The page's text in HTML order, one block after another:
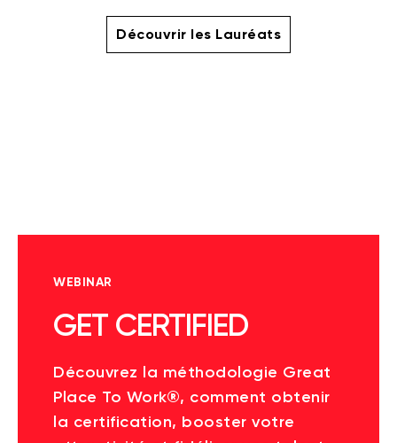
Découvrir les Lauréats
WEBINAR
GET CERTIFIED
Découvrez la méthodologie Great
Place To Work®, comment obtenir
la certification, booster votre